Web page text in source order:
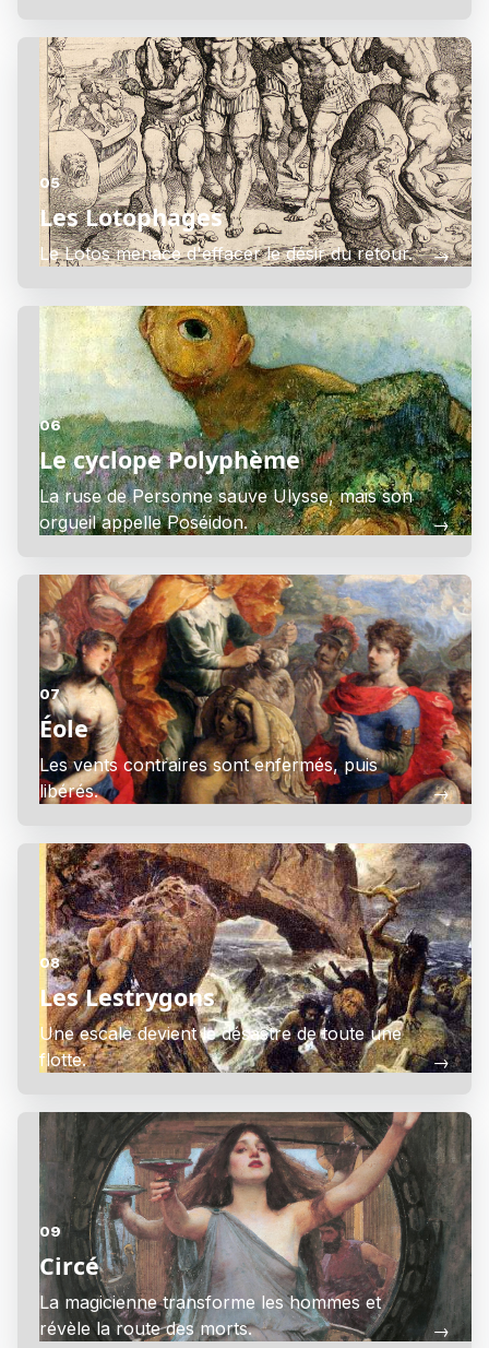
05
Les Lotophages
Le Lotos menace d'effacer le désir du retour. →
06
Le cyclope Polyphème
La ruse de Personne sauve Ulysse, mais son
orgueil appelle Poséidon.
→
07
Éole
Les vents contraires sont enfermés, puis
libérés.
→
08
Les Lestrygons
Une escale devient le désastre de toute une
flotte.
→
09
Circé
La magicienne transforme les hommes et
révèle la route des morts.
→